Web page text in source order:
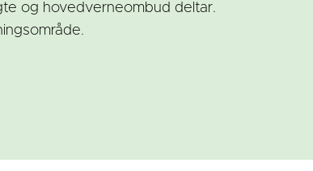
og hovedverneombud deltar.